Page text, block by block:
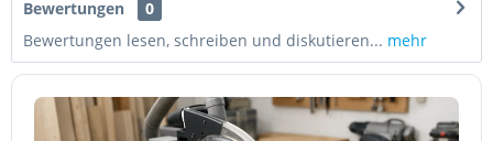
Bewertungen
0
Bewertungen lesen, schreiben und diskutieren... mehr